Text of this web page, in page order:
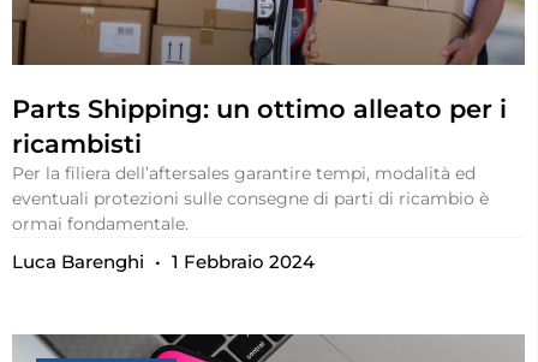
Parts Shipping: un ottimo alleato per i
ricambisti
Per la filiera dell’aftersales garantire tempi, modalità ed
eventuali protezioni sulle consegne di parti di ricambio è
ormai fondamentale.
Luca Barenghi 1 Febbraio 2024